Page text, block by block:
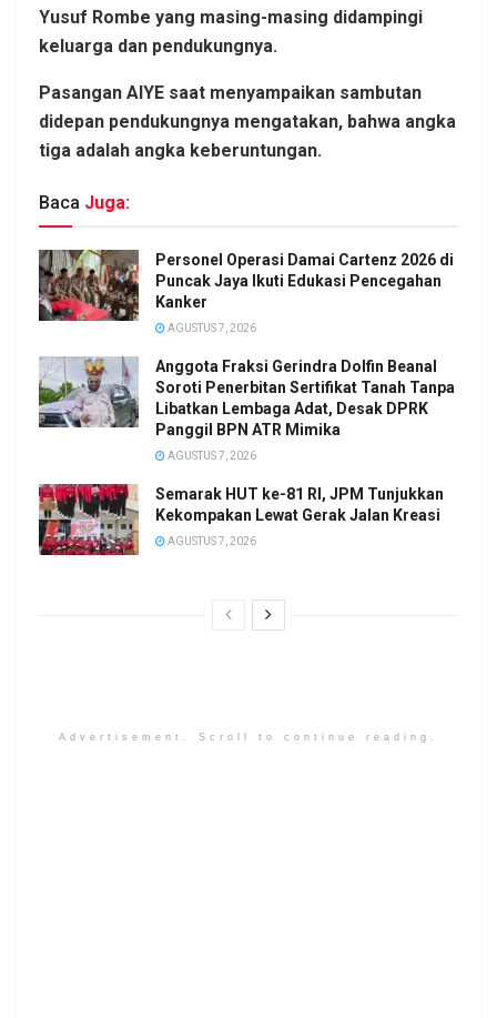
Yusuf Rombe yang masing-masing didampingi
keluarga dan pendukungnya.
Pasangan AIYE saat menyampaikan sambutan
didepan pendukungnya mengatakan, bahwa angka
tiga adalah angka keberuntungan.
Baca Juga:
Personel Operasi Damai Cartenz 2026 di
Puncak Jaya Ikuti Edukasi Pencegahan
Kanker
AGUSTUS 7, 2026
Anggota Fraksi Gerindra Dolfin Beanal
Soroti Penerbitan Sertifikat Tanah Tanpa
Libatkan Lembaga Adat, Desak DPRK
Panggil BPN ATR Mimika
AGUSTUS 7, 2026
Semarak HUT ke-81 RI, JPM Tunjukkan
Kekompakan Lewat Gerak Jalan Kreasi
AGUSTUS 7, 2026
Advertisement. Scroll to continue reading.